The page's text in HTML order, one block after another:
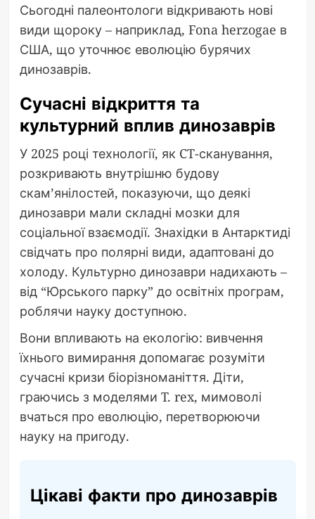
Сьогодні палеонтологи відкривають нові
види щороку – наприклад, Fona herzogae в
США, що уточнює еволюцію бурячих
динозаврів.
Сучасні відкриття та
культурний вплив динозаврів
У 2025 році технології, як CT-сканування,
розкривають внутрішню будову
скам’янілостей, показуючи, що деякі
динозаври мали складні мозки для
соціальної взаємодії. Знахідки в Антарктиді
свідчать про полярні види, адаптовані до
холоду. Культурно динозаври надихають –
від “Юрського парку” до освітніх програм,
роблячи науку доступною.
Вони впливають на екологію: вивчення
їхнього вимирання допомагає розуміти
сучасні кризи біорізноманіття. Діти,
граючись з моделями T. rex, мимоволі
вчаться про еволюцію, перетворюючи
науку на пригоду.
Цікаві факти про динозаврів